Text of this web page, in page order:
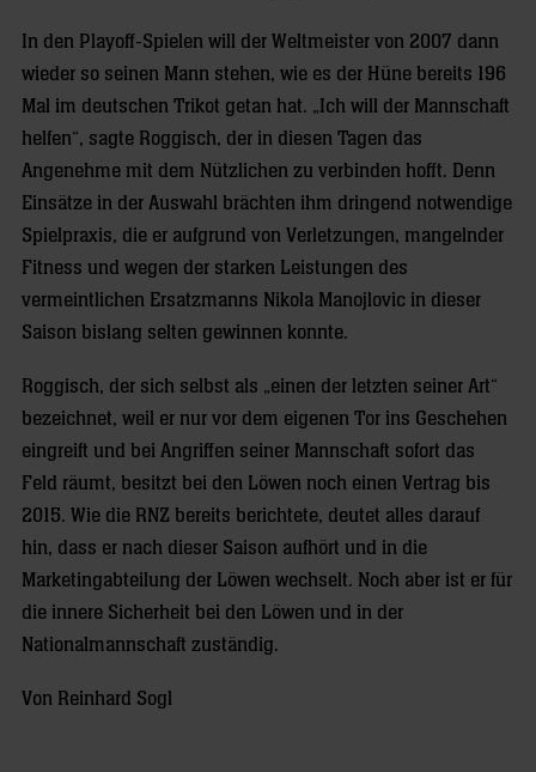
In den Playoff-Spielen will der Weltmeister von 2007 dann
wieder so seinen Mann stehen, wie es der Hüne bereits 196
Mal im deutschen Trikot getan hat. „Ich will der Mannschaft
helfen“, sagte Roggisch, der in diesen Tagen das
Angenehme mit dem Nützlichen zu verbinden hofft. Denn
Einsätze in der Auswahl brächten ihm dringend notwendige
Spielpraxis, die er aufgrund von Verletzungen, mangelnder
Fitness und wegen der starken Leistungen des
vermeintlichen Ersatzmanns Nikola Manojlovic in dieser
Saison bislang selten gewinnen konnte.
Roggisch, der sich selbst als „einen der letzten seiner Art“
bezeichnet, weil er nur vor dem eigenen Tor ins Geschehen
eingreift und bei Angriffen seiner Mannschaft sofort das
Feld räumt, besitzt bei den Löwen noch einen Vertrag bis
2015. Wie die RNZ bereits berichtete, deutet alles darauf
hin, dass er nach dieser Saison aufhört und in die
Marketingabteilung der Löwen wechselt. Noch aber ist er für
die innere Sicherheit bei den Löwen und in der
Nationalmannschaft zuständig.
Von Reinhard Sogl